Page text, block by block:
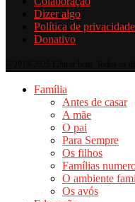
Dizer algo
Política de privacidade
Donativo
Família
Antes de casar
A mãe
O pai
Para Sempre
Os filhos
Famílias
O ambiente
Os avós